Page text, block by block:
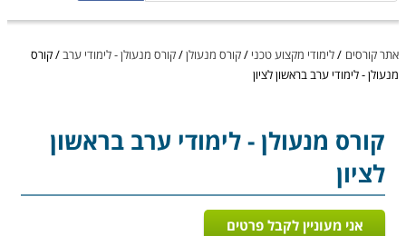
אתר קורסים /לימודי מקצוע טכני /קורס מנעולן/קורס מנעולן - לימודי ערב/קורס
מנעולן - לימודי ערב בראשון לציון
קורס מנעולן - לימודי ערב בראשון
לציון
אני מעוניין לקבל פרטים